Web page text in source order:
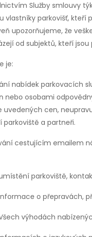
Služby smlouvy
vlastníky parkovišť,
upozorňujeme, že
od subjektů, kteří jsou
je:
nabídek parkovacích
nebo osobami
uvedených cen,
parkoviště a partneři.
cestujícím emailem
parkoviště,
o přepravách,
výhodách